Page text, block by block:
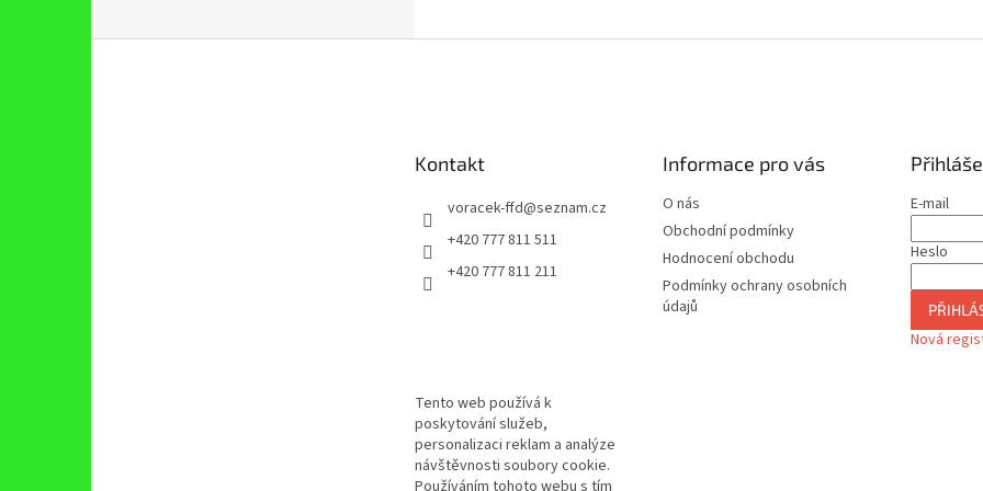
Kontakt
voracek-ffd@seznam.cz
+420 777 811 511
+420 777 811 211
Informace pro vás
O nás
Obchodní podmínky
Hodnocení obchodu
Podmínky ochrany osobních
údajů
E-mail
Heslo
Nová
Tento web používá k
poskytování služeb,
personalizaci reklam a analýze
návštěvnosti soubory cookie.